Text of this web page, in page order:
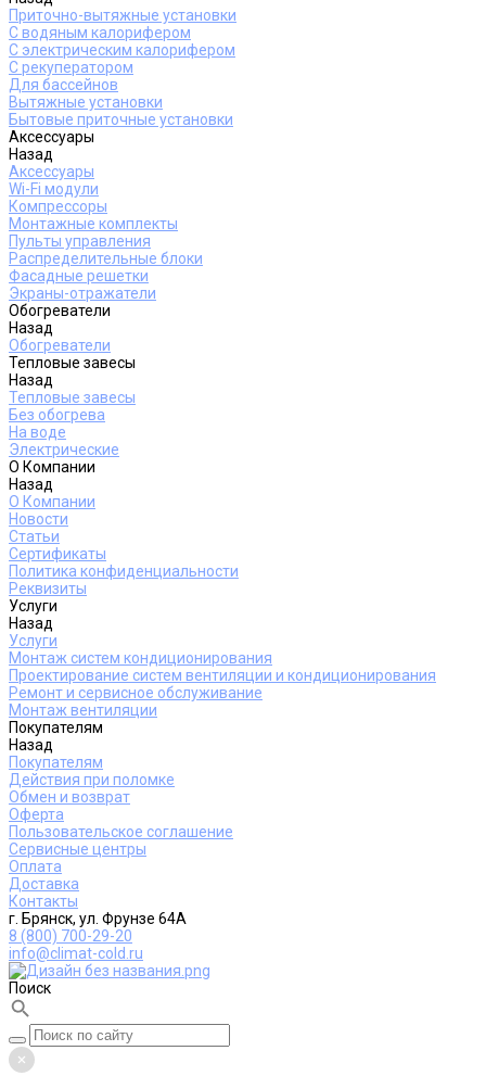
Приточно-вытяжные установки
С водяным калорифером
С электрическим калорифером
С рекуператором
Для бассейнов
Вытяжные установки
Бытовые приточные установки
Аксессуары
Назад
Аксессуары
Wi-Fi модули
Компрессоры
Монтажные комплекты
Пульты управления
Распределительные блоки
Фасадные решетки
Экраны-отражатели
Обогреватели
Назад
Обогреватели
Тепловые завесы
Назад
Тепловые завесы
Без обогрева
На воде
Электрические
О Компании
Назад
О Компании
Новости
Статьи
Сертификаты
Политика конфиденциальности
Реквизиты
Услуги
Назад
Услуги
Монтаж систем кондиционирования
Проектирование систем вентиляции и кондиционирования
Ремонт и сервисное обслуживание
Монтаж вентиляции
Покупателям
Назад
Покупателям
Действия при поломке
Обмен и возврат
Оферта
Пользовательское соглашение
Сервисные центры
Оплата
Доставка
Контакты
г. Брянск, ул. Фрунзе 64А
8 (800) 700-29-20
info@climat-cold.ru
Поиск